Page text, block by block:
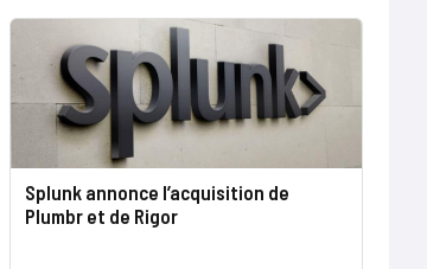
Splunk annonce l’acquisition de
Plumbr et de Rigor